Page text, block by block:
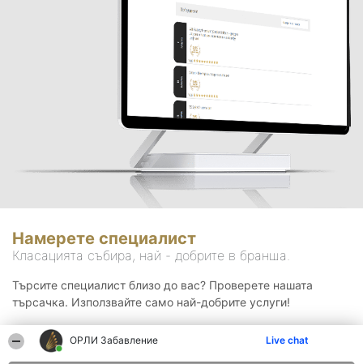
ОРЛИ Забавление Live chat
Намерете специалист
Класацията събира, най - добрите в бранша.
Търсите специалист близо до вас? Проверете нашата
търсачка. Използвайте само най-добрите услуги!